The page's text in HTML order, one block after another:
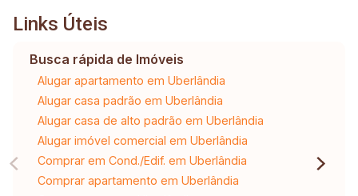
Links Úteis
Busca rápida de Imóveis
Alugar apartamento em Uberlândia
Alugar casa padrão em Uberlândia
Alugar casa de alto padrão em Uberlândia
Alugar imóvel comercial em Uberlândia
Comprar em Cond./Edif. em Uberlândia
Comprar apartamento em Uberlândia